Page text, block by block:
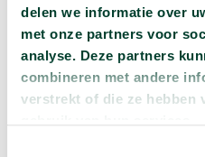
delen we informatie over
met onze partners voor
analyse. Deze partners
combineren met andere
verstrekt of die ze hebben
Wat zijn jouw